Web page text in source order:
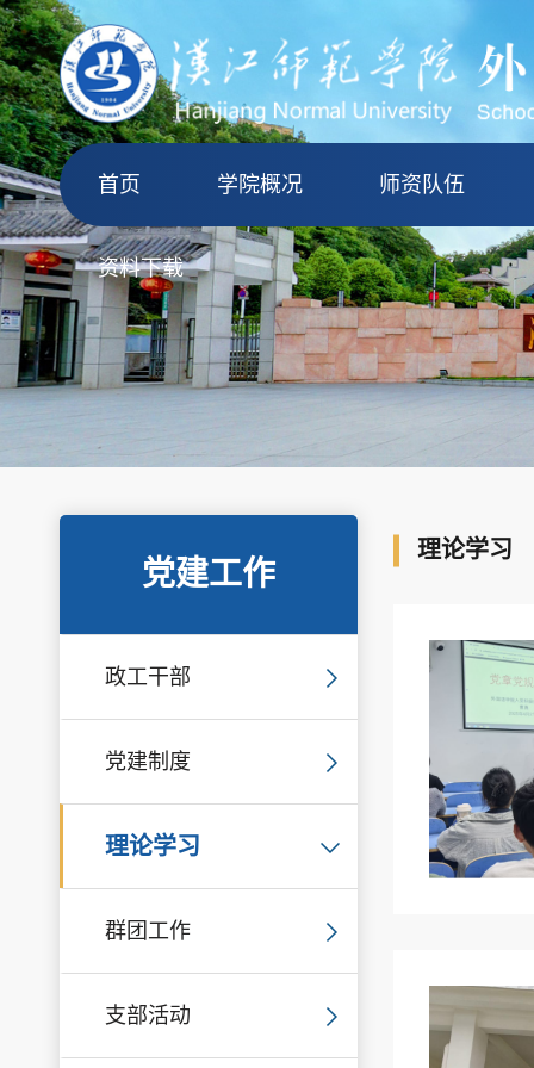
首页 学院概况 师资队伍
资料下载
党建工作
政工干部
党建制度
理论学习
群团工作
支部活动
理论学习